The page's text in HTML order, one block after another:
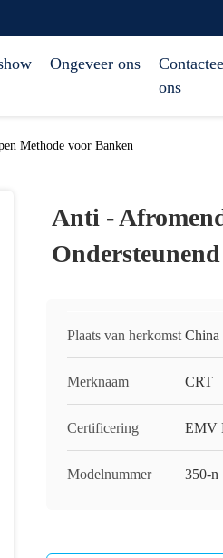
Ongeveer ons
ons
Methode voor Banken
Anti -
Plaats van herkomst China
Merknaam CRT
Certificering EMV
Modelnummer 350-n